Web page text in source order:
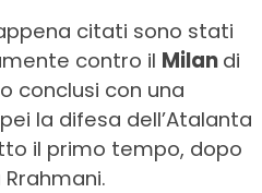
citati sono stati
contro il Milan di
conclusi con una
la difesa dell’Atalanta
il primo tempo, dopo